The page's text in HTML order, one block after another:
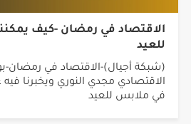
الاقتصاد في رمضان -كيف
للعيد
(شبكة أجيال)-الاقتصاد في
الاقتصادي مجدي النوري ويخبرنا فيه
في ملابس للعيد